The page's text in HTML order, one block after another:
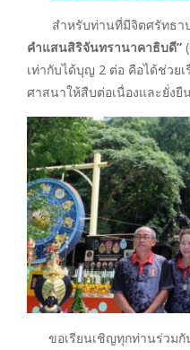
สำหรับท่านที่มีจิตศรัทธาป
คำแสนสิริจันทรานาคาธิบดี”
เท่ากับได้บุญ 2 ต่อ คือได้ช่วย
ศาสนาให้สืบต่อเนื่องและยั่งยื
ขอเรียนเชิญทุกท่านร่วมกั